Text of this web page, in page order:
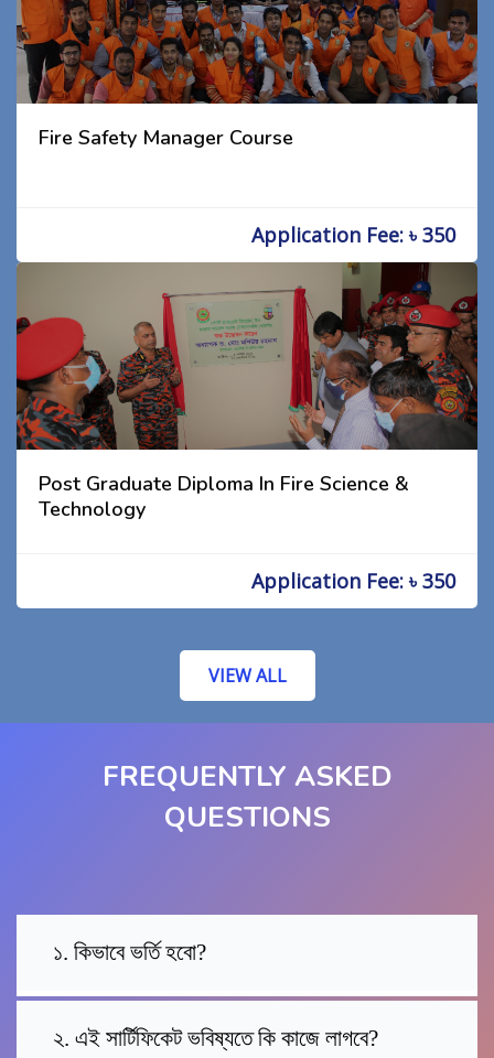
Fire Safety Manager Course
Application Fee: ৳ 350
Post Graduate Diploma In Fire Science &
Technology
Application Fee: ৳ 350
VIEW ALL
FREQUENTLY ASKED
QUESTIONS
১. কিভাবে ভর্তি হবো?
২. এই সার্টিফিকেট ভবিষ্যতে কি কাজে লাগবে?